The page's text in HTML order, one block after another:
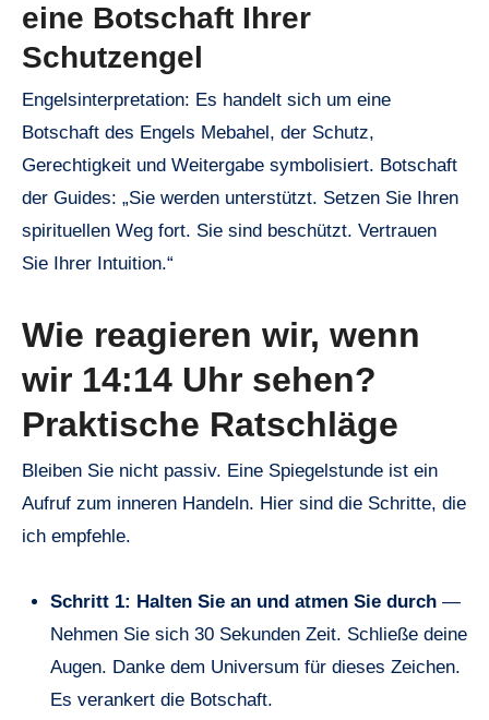
eine Botschaft Ihrer
Schutzengel
Engelsinterpretation: Es handelt sich um eine
Botschaft des Engels Mebahel, der Schutz,
Gerechtigkeit und Weitergabe symbolisiert. Botschaft
der Guides: „Sie werden unterstützt. Setzen Sie Ihren
spirituellen Weg fort. Sie sind beschützt. Vertrauen
Sie Ihrer Intuition.“
Wie reagieren wir, wenn
wir 14:14 Uhr sehen?
Praktische Ratschläge
Bleiben Sie nicht passiv. Eine Spiegelstunde ist ein
Aufruf zum inneren Handeln. Hier sind die Schritte, die
ich empfehle.
Schritt 1: Halten Sie an und atmen Sie durch—
Nehmen Sie sich 30 Sekunden Zeit. Schließe deine
Augen. Danke dem Universum für dieses Zeichen.
Es verankert die Botschaft.